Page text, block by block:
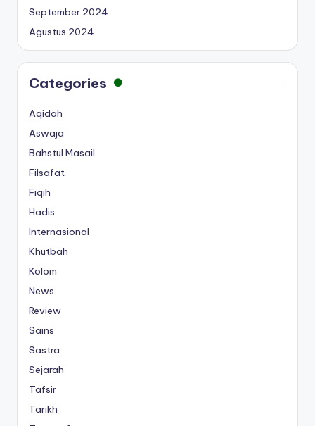
September 2024
Agustus 2024
Categories
Aqidah
Aswaja
Bahstul Masail
Filsafat
Fiqih
Hadis
Internasional
Khutbah
Kolom
News
Review
Sains
Sastra
Sejarah
Tafsir
Tarikh